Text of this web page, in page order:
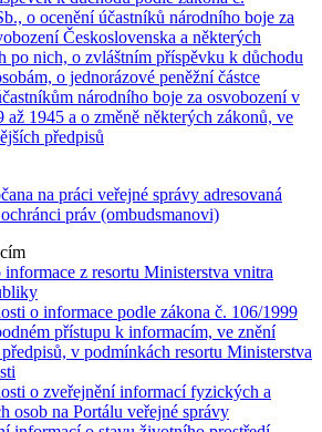
o ocenění účastníků národního boje za
Československa a některých
po nich, o zvláštním příspěvku k důchodu
o jednorázové peněžní částce
národního boje za osvobození v
až 1945 a o změně některých zákonů, ve
předpisů
na práci veřejné správy adresovaná
práv (ombudsmanovi)
informace z resortu Ministerstva vnitra
o informace podle zákona č. 106/1999
přístupu k informacím, ve znění
v podmínkách resortu Ministerstva
o zveřejnění informací fyzických a
osob na Portálu veřejné správy